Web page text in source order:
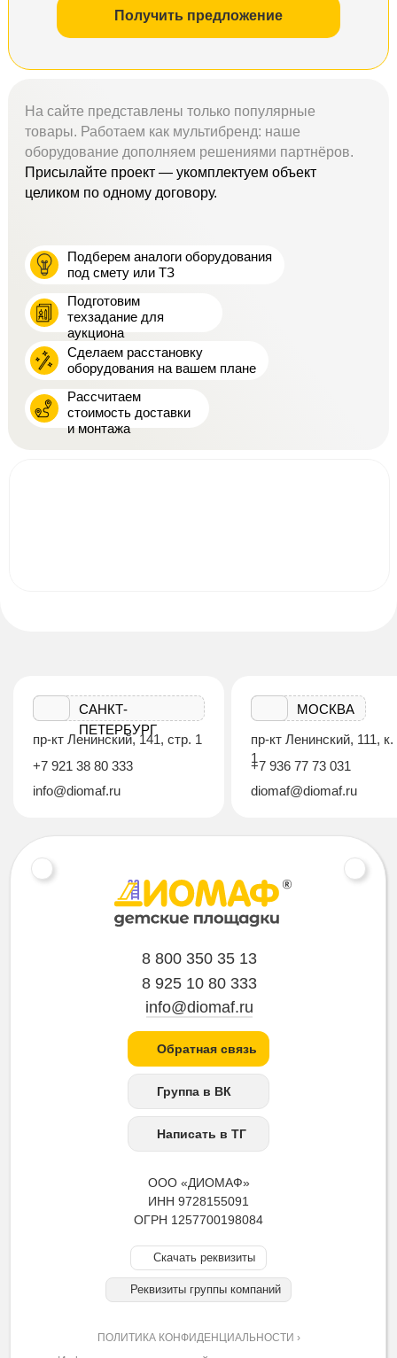
На сайте представлены только популярные
товары. Работаем как мультибренд: наше
оборудование дополняем решениями партнёров.
Присылайте проект — укомплектуем объект
целиком по одному договору.
Подберем аналоги оборудования
под смету или ТЗ
Подготовим
техзадание для
аукциона
Сделаем расстановку
оборудования на вашем плане
Рассчитаем
стоимость доставки
и монтажа
Получить предложение
САНКТ-
ПЕТЕРБУРГ
пр-кт Ленинский, 141, стр. 1
+7 921 38 80 333
info@diomaf.ru
МОСКВА
пр-кт Ленинский, 111, к.
1
+7 936 77 73 031
diomaf@diomaf.ru
ООО «ДИОМАФ»
ИНН 9728155091
ОГРН 1257700198084
Скачать реквизиты
Реквизиты группы компаний
8 800 350 35 13
8 925 10 80 333
info@diomaf.ru
Обратная связь
Группа в ВК
Написать в ТГ
ПОЛИТИКА КОНФИДЕНЦИАЛЬНОСТИ ›